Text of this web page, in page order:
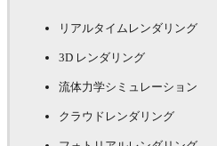
リアルタイムレンダリング
3D レンダリング
流体力学シミュレーション
クラウドレンダリング